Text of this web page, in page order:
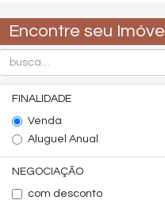
Encontre seu Imóvel
FINALIDADE
Venda
Aluguel Anual
NEGOCIAÇÃO
com desconto